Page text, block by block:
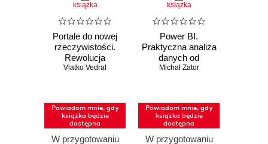
książka
Portale do nowej
rzeczywistości.
Rewolucja
kwantowa i pięć
Vlatko Vedral
Powiadom mnie, gdy
książka będzie
dostępna
W przygotowaniu
książka
Power BI.
Praktyczna analiza
danych od
podstaw
Michał Zator
Powiadom mnie, gdy
książka będzie
dostępna
W przygotowaniu